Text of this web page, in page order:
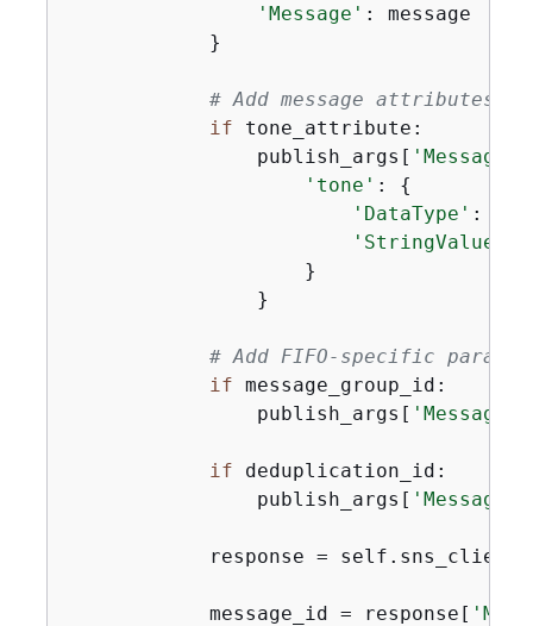
'Message' : message
            }
# Add message attributes
if tone_attribute:
                publish_args[
'tone' : {
'DataType' :
'StringValue'
                    }
                }
# Add FIFO-specific
if message_group_id:
                publish_args[
if deduplication_id:
                publish_args[
response =
            message_id = response[